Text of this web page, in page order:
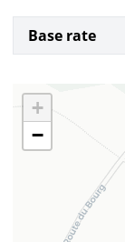
Base rate
+
−